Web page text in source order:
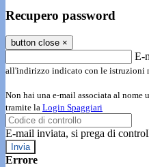
Recupero password
button close ×
E-
all'indirizzo indicato con le istruzioni
Non hai una e-mail associata al nome
tramite la Login Spaggiari
E-mail inviata, si prega di
Errore